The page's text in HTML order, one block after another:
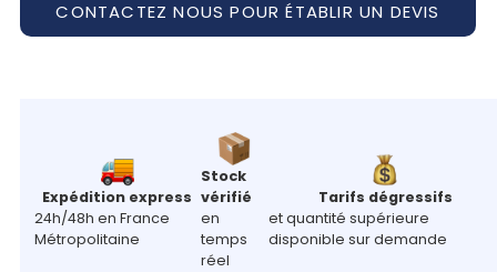
CONTACTEZ NOUS POUR ÉTABLIR UN DEVIS
Expédition express
24h/48h en France
Métropolitaine
Stock
vérifié
en
temps
réel
Tarifs dégressifs
et quantité supérieure
disponible sur demande